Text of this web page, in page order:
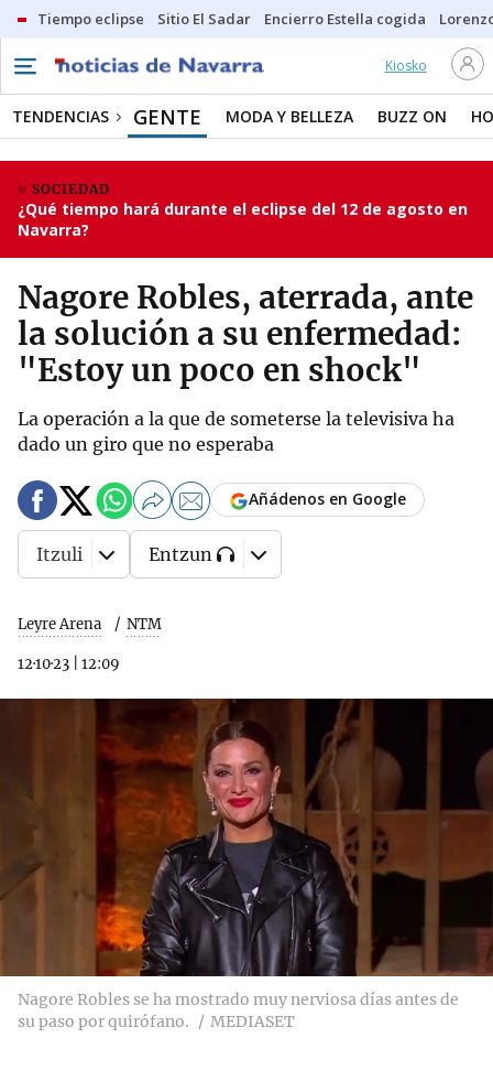
Tiempo eclipse Sitio El Sadar Encierro Estella cogida
Kiosko
TENDENCIAS GENTE MODA Y BELLEZA BUZZ ON
SOCIEDAD
¿Qué tiempo hará durante el eclipse del 12 de agosto en
Navarra?
Nagore Robles, aterrada, ante
la solución a su enfermedad:
"Estoy un poco en shock"
La operación a la que de someterse la televisiva ha
dado un giro que no esperaba
Leyre Arena NTM
12·10·23 12:09
Añádenos en Google
Itzuli Entzun
Nagore Robles se ha mostrado muy nerviosa días antes de
su paso por quirófano.
MEDIASET